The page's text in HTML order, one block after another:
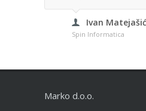
Ivan
Spin Informatica
Marko d.o.o.